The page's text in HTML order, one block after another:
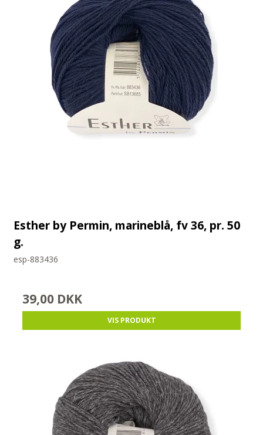
Esther by Permin, marineblå, fv 36, pr. 50
g.
esp-883436
39,00 DKK
VIS PRODUKT